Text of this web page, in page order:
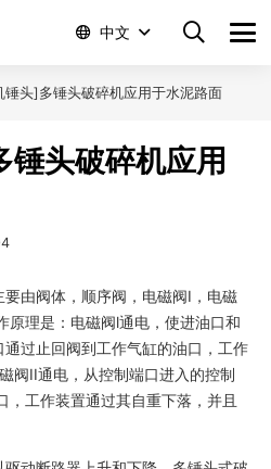
中文
锤头]多锤头破碎机应用于水泥路面
头破碎机应用
由阀体，顺序阀，电磁阀I，电磁
原理是：电磁阀l通电，使进油口和
过止回阀到工作气缸的油口，工作
阀II通电，从控制端口进入的控制
，工作装置通过其自重下落，并且